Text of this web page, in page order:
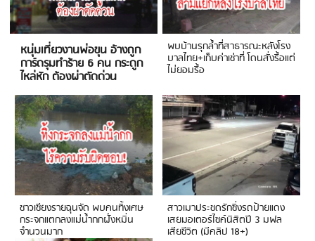
หนุ่มเที่ยวงานพ่อขุน อ้างถูก
การ์ดรุมทำร้าย 6 คน กระดูก
ไหล่หัก ต้องผ่าตัดด่วน
พบบ้านรุกล้ำที่สาธารณะหลังโรง
บาลไทย+เก็บค่าเช่าที่ โดนสั่งรื้อแต่
ไม่ยอมรื้อ
ชาวเชียงรายฉุนจัด พบคนทิ้งเศษ
กระจกแตกลงแม่น้ำกกฝั่งหมิ่น
จำนวนมาก
สาวเมาประชดรักซิ่งรถป้ายแดง
เสยมอเตอร์ไซค์นิสิตปี 3 มฟล
เสียชีวิต (มีคลิป 18+)